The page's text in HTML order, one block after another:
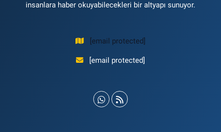
insanlara haber okuyabilecekleri bir altyapı sunuyor.
[email protected]
[email protected]